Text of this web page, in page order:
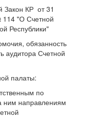
Закон КР от 31
"О Счетной
Республики"
обязанность
аудитора Счетной
палаты:
по
ним направлениям